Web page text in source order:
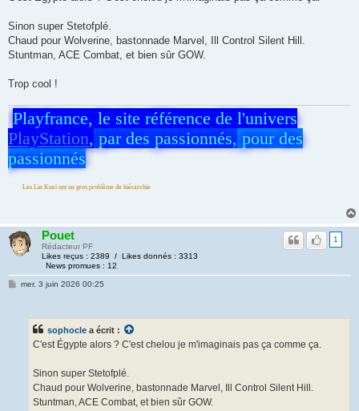
Sinon super Stetofplé.
Chaud pour Wolverine, bastonnade Marvel, Ill Control Silent Hill.
Stuntman, ACE Combat, et bien sûr GOW.
Trop cool !
Playfrance, le site référence de l'univers
PlayStation, par des passionnés, pour des
passionnés
ont un gros problème de hiérarchie
Pouet
Rédacteur PF
Likes reçus : 2389 / Likes donnés : 3313
News promues : 12
1
mer. 3 juin 2026 00:25
sophocle a écrit :
C'est Égypte alors ? C'est chelou je m'imaginais pas ça comme ça.
Sinon super Stetofplé.
Chaud pour Wolverine, bastonnade Marvel, Ill Control Silent Hill.
Stuntman, ACE Combat, et bien sûr GOW.